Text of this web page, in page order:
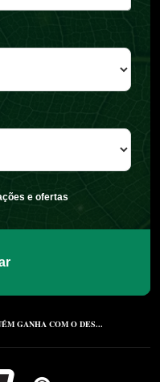
e ofertas
GANHA COM O DES...